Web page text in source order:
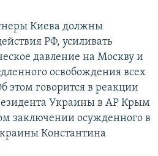
Киева должны
РФ, усиливать
давление на Москву и
освобождения всех
этом говорится в реакции
Украины в АР Крым
заключении осужденного в
Константина